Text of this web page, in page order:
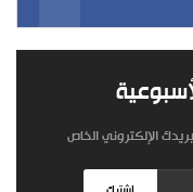
الإلكتروني الخاص